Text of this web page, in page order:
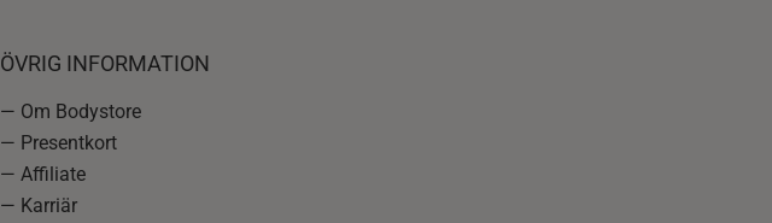
ÖVRIG INFORMATION
— Om Bodystore
— Presentkort
— Affiliate
— Karriär